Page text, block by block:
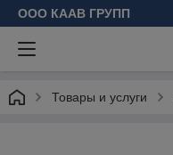
ООО КААВ ГРУПП
Товары и услуги